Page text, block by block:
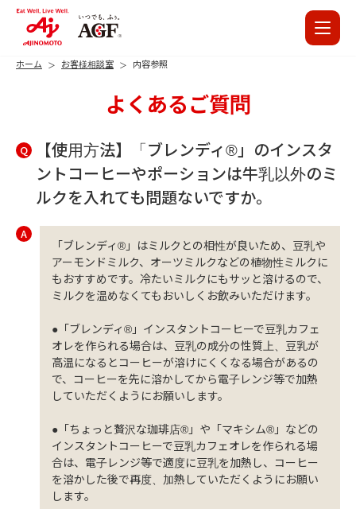
ホーム お客様相談室 内容参照
よくあるご質問
Q
【使用方法】「ブレンディ®」のインスタ
ントコーヒーやポーションは牛乳以外のミ
ルクを入れても問題ないですか。
A
「ブレンディ®」はミルクとの相性が良いため、豆乳や
アーモンドミルク、オーツミルクなどの植物性ミルクに
もおすすめです。冷たいミルクにもサッと溶けるので、
ミルクを温めなくてもおいしくお飲みいただけます。
●「ブレンディ®」インスタントコーヒーで豆乳カフェ
オレを作られる場合は、豆乳の成分の性質上、豆乳が
高温になるとコーヒーが溶けにくくなる場合があるの
で、コーヒーを先に溶かしてから電子レンジ等で加熱
していただくようにお願いします。
●「ちょっと贅沢な珈琲店®」や「マキシム®」などの
インスタントコーヒーで豆乳カフェオレを作られる場
合は、電子レンジ等で適度に豆乳を加熱し、コーヒー
を溶かした後で再度、加熱していただくようにお願い
します。